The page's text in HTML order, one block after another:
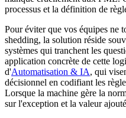
processus et la définition de
Pour éviter que vos équipes ne
shedding, la solution réside
systèmes qui tranchent les
application concrète de cette
d'Automatisation & IA, qui
décisionnel en codifiant les
Lorsque la machine gère la
sur l'exception et la valeur